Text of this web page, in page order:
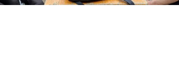
van Gent 2026”